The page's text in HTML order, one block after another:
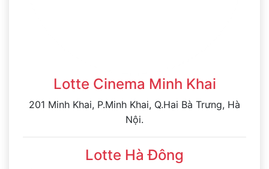
Lotte Cinema Minh Khai
201 Minh Khai, P.Minh Khai, Q.Hai Bà Trưng, Hà
Nội.
Lotte Hà Đông